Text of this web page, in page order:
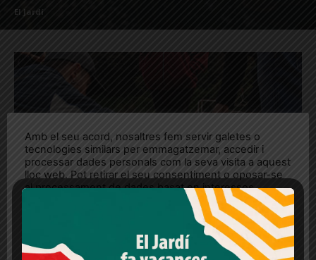
El Jardí
Amb el seu acord, nosaltres fem servir galetes o
tecnologies similars per emmagatzemar, accedir i
processar dades personals com la seva visita a aquest
lloc web. Pot retirar el seu consentiment o oposar-se
al processament de dades basat en interessos
legítims en qualsevol moment fent clic a "Ajustos de
cookies" o a la nostra Política de privacitat en aquest
lloc web. Si cliques "acceptar" dones el teu